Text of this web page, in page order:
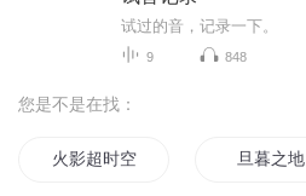
试过的音，记录一下。
9 848
您是不是在找：
火影超时空买家 旦暮之地